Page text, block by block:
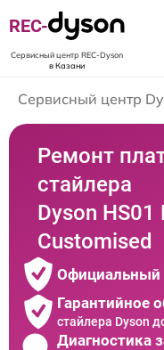
REC-
Сервисный центр REC-Dyson
в Казани
Сервисный центр
Ремонт
стайлера
Dyson HS01
Customised
Официальный
Гарантийное
стайлера Dyson
Диагностика